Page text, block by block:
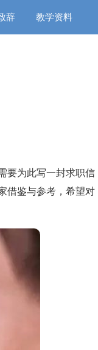
辞 教学资料
要为此写一封求职信
借鉴与参考，希望对